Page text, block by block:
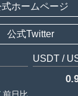
式ホームページ
公式Twitter
USDT /